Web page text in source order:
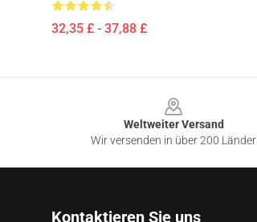
32,35 £ - 37,88 £
Weltweiter Versand
Wir versenden in über 200 Länder
Kontaktieren Sie uns